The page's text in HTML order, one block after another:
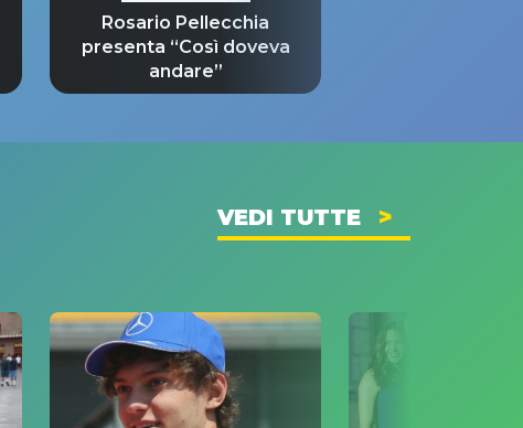
Rosario Pellecchia
presenta “Così doveva
andare”
VEDI TUTTE